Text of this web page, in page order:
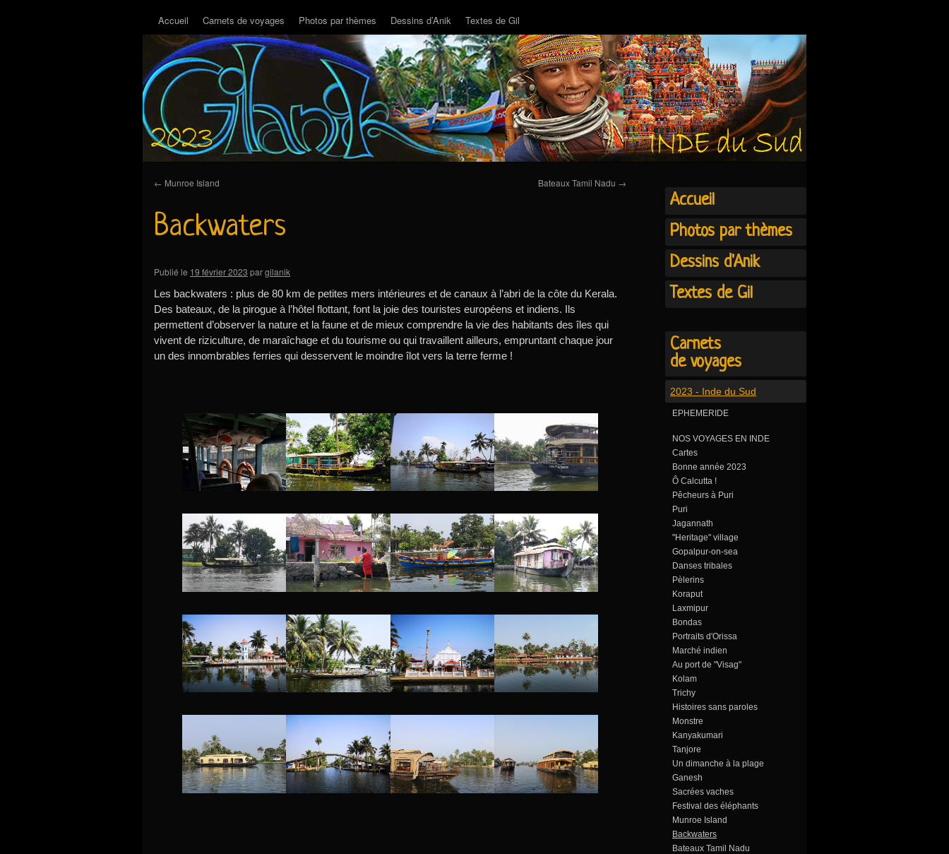
Accueil Carnets de voyages Photos par thèmes Dessins d’Anik Textes de Gil
← Munroe Island Bateaux Tamil Nadu →
Backwaters
Publié le 19 février 2023 pargilanik
Les backwaters : plus de 80 km de petites mers intérieures et de canaux à l’abri de la côte du Kerala.
Des bateaux, de la pirogue à l’hôtel flottant, font la joie des touristes européens et indiens. Ils
permettent d’observer la nature et la faune et de mieux comprendre la vie des habitants des îles qui
vivent de riziculture, de maraîchage et du tourisme ou qui travaillent ailleurs, empruntant chaque jour
un des innombrables ferries qui desservent le moindre îlot vers la terre ferme !
Accueil
Photos par thèmes
Dessins d'Anik
Textes de Gil
Carnets
de voyages
2023 - Inde du Sud
EPHEMERIDE
NOS VOYAGES EN INDE
Cartes
Bonne année 2023
Ô Calcutta !
Pêcheurs à Puri
Puri
Jagannath
"Heritage" village
Gopalpur-on-sea
Danses tribales
Pèlerins
Koraput
Laxmipur
Bondas
Portraits d'Orissa
Marché indien
Au port de "Visag"
Kolam
Trichy
Histoires sans paroles
Monstre
Kanyakumari
Tanjore
Un dimanche à la plage
Ganesh
Sacrées vaches
Festival des éléphants
Munroe Island
Backwaters
Bateaux Tamil Nadu